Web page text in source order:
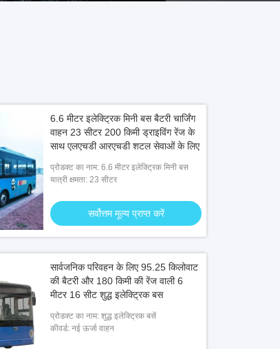
6.6 मीटर इलेक्ट्रिक मिनी बस बैटरी चार्जिंग
वाहन 23 सीटर 200 किमी ड्राइविंग रेंज के
साथ एलएचडी आरएचडी शटल सेवाओं के लिए
प्रोडक्ट का नाम: 6.6 मीटर इलेक्ट्रिक मिनी बस
यात्री क्षमता: 23 सीटर
सर्वोत्तम मूल्य प्राप्त करें
सार्वजनिक परिवहन के लिए 95.25 किलोवाट
की बैटरी और 180 किमी की रेंज वाली 6
मीटर 16 सीट शुद्ध इलेक्ट्रिक बस
प्रोडक्ट का नाम: शुद्ध इलेक्ट्रिक बसें
कीवर्ड: नई ऊर्जा वाहन